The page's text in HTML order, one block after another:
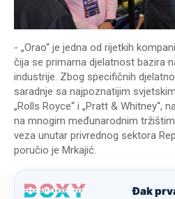
- „Orao“ je jedna od rijetkih
čija se primarna djelatnost bazira
industrije. Zbog specifičnih
saradnje sa najpoznatijim
„Rolls Royce“ i „Pratt & Whitney“,
na mnogim međunarodnim
veza unutar privrednog sektora
poručio je Mrkajić.